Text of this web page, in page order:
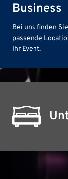
Business
Bei uns finden
passende
Ihr Event.